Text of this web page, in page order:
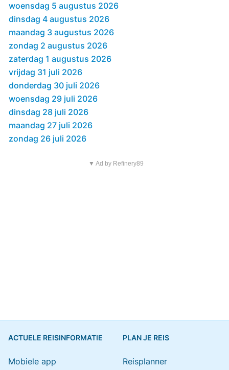
woensdag 5 augustus 2026
dinsdag 4 augustus 2026
maandag 3 augustus 2026
zondag 2 augustus 2026
zaterdag 1 augustus 2026
vrijdag 31 juli 2026
donderdag 30 juli 2026
woensdag 29 juli 2026
dinsdag 28 juli 2026
maandag 27 juli 2026
zondag 26 juli 2026
▼ Ad by Refinery89
ACTUELE REISINFORMATIE
Mobiele app
PLAN JE REIS
Reisplanner